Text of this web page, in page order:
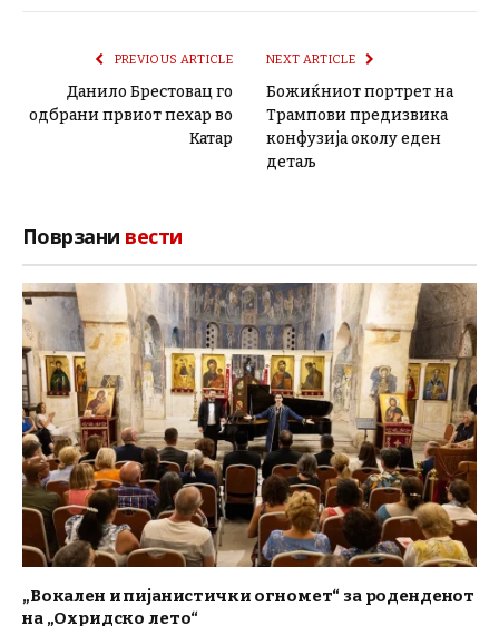
PREVIOUS ARTICLE
Данило Брестовац го
одбрани првиот пехар во
Катар
NEXT ARTICLE
Божиќниот портрет на
Трампови предизвика
конфузија околу еден
детаљ
Поврзани вести
„Вокален и пијанистички огномет“ за роденденот
на „Охридско лето“